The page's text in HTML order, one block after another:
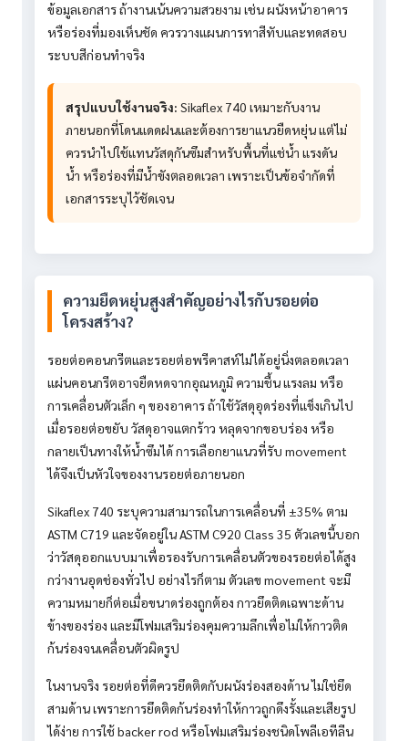
ข้อมูลเอกสาร ถ้างานเน้นความสวยงาม เช่น ผนังหน้าอาคาร
หรือร่องที่มองเห็นชัด ควรวางแผนการทาสีทับและทดสอบ
ระบบสีก่อนทำจริง
สรุปแบบใช้งานจริง: Sikaflex 740 เหมาะกับงาน
ภายนอกที่โดนแดดฝนและต้องการยาแนวยืดหยุ่น แต่ไม่
ควรนำไปใช้แทนวัสดุกันซึมสำหรับพื้นที่แช่น้ำ แรงดัน
น้ำ หรือร่องที่มีน้ำขังตลอดเวลา เพราะเป็นข้อจำกัดที่
เอกสารระบุไว้ชัดเจน
ความยืดหยุ่นสูงสำคัญอย่างไรกับรอยต่อ
โครงสร้าง?
รอยต่อคอนกรีตและรอยต่อพรีคาสท์ไม่ได้อยู่นิ่งตลอดเวลา
แผ่นคอนกรีตอาจยืดหดจากอุณหภูมิ ความชื้น แรงลม หรือ
การเคลื่อนตัวเล็ก ๆ ของอาคาร ถ้าใช้วัสดุอุดร่องที่แข็งเกินไป
เมื่อรอยต่อขยับ วัสดุอาจแตกร้าว หลุดจากขอบร่อง หรือ
กลายเป็นทางให้น้ำซึมได้ การเลือกยาแนวที่รับ movement
ได้จึงเป็นหัวใจของงานรอยต่อภายนอก
Sikaflex 740 ระบุความสามารถในการเคลื่อนที่ ±35% ตาม
ASTM C719 และจัดอยู่ใน ASTM C920 Class 35 ตัวเลขนี้บอก
ว่าวัสดุออกแบบมาเพื่อรองรับการเคลื่อนตัวของรอยต่อได้สูง
กว่างานอุดช่องทั่วไป อย่างไรก็ตาม ตัวเลข movement จะมี
ความหมายก็ต่อเมื่อขนาดร่องถูกต้อง กาวยึดติดเฉพาะด้าน
ข้างของร่อง และมีโฟมเสริมร่องคุมความลึกเพื่อไม่ให้กาวติด
ก้นร่องจนเคลื่อนตัวผิดรูป
ในงานจริง รอยต่อที่ดีควรยึดติดกับผนังร่องสองด้าน ไม่ใช่ยึด
สามด้าน เพราะการยึดติดก้นร่องทำให้กาวถูกดึงรั้งและเสียรูป
ได้ง่าย การใช้ backer rod หรือโฟมเสริมร่องชนิดโพลีเอทีลีน